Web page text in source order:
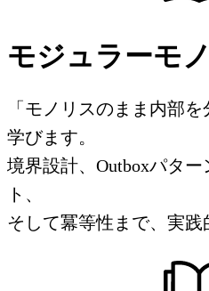
モジュラーモ
「モノリスのまま内部
学びます。
境界設計、Outboxパタ
ト、
そして冪等性まで、実践